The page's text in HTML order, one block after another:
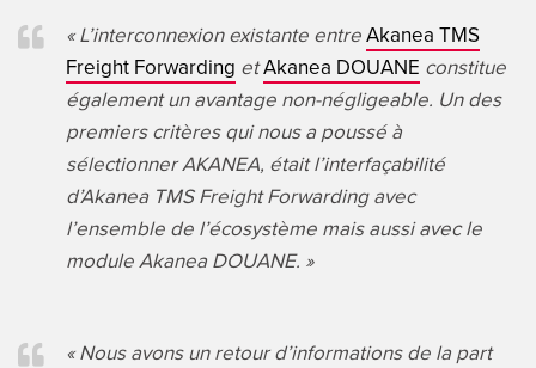
« L’interconnexion existante entreAkanea TMS
Freight Forwarding etAkanea DOUANE constitue
également un avantage non-négligeable. Un des
premiers critères qui nous a poussé à
sélectionner AKANEA, était l’interfaçabilité
d’Akanea TMS Freight Forwarding avec
l’ensemble de l’écosystème mais aussi avec le
module Akanea DOUANE. »
« Nous avons un retour d’informations de la part